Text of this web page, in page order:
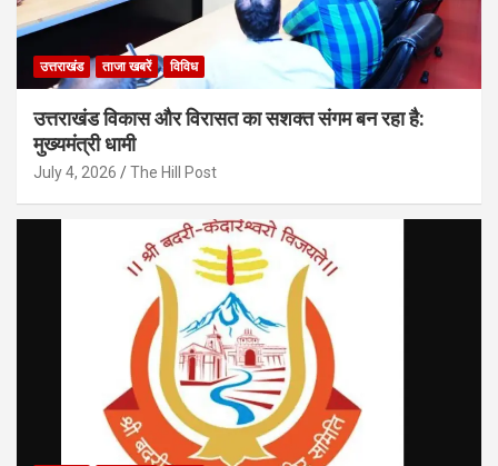
उत्तराखंड ताजा खबरें विविध
उत्तराखंड विकास और विरासत का सशक्त संगम बन रहा है:
मुख्यमंत्री धामी
July 4, 2026 The Hill Post